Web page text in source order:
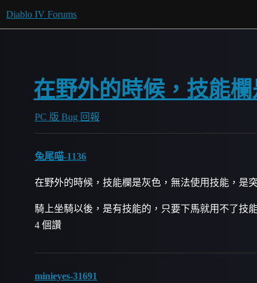
Diablo IV Forums
在野外的時候，技能
PC 版 Bug 回報
兔尾喵-1136
在野外的時候，技能欄是灰色，無法使用技能，是
騎上坐騎以後，是有技能的，只要下馬就用不了技
4 個讚
minieyes-31691